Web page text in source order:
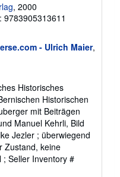
n
g
t
, 2000
9783905313611
- Ulrich Maier,
Historisches
Historischen
mit Beiträgen
Manuel Kehrli, Bild
Jezler ; überwiegend
Zustand, keine
; Seller Inventory #